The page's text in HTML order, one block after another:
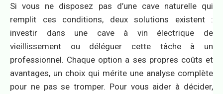
Si vous ne disposez pas d’une cave naturelle qui
remplit ces conditions, deux solutions existent :
investir dans une cave à vin électrique de
vieillissement ou déléguer cette tâche à un
professionnel. Chaque option a ses propres coûts et
avantages, un choix qui mérite une analyse complète
pour ne pas se tromper. Pour vous aider à décider,